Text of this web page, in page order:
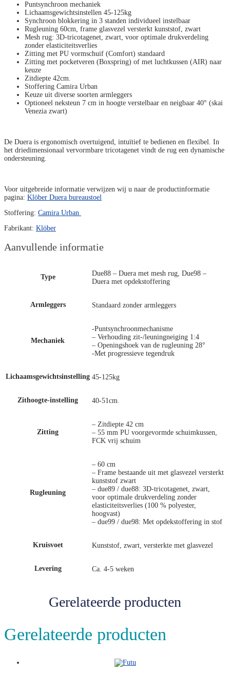
Puntsynchroon mechaniek
Lichaamsgewichtsinstellen 45-125kg
Synchroon blokkering in 3 standen individueel instelbaar
Rugleuning 60cm, frame glasvezel versterkt kunststof, zwart
Mesh rug: 3D-tricotagenet, zwart, voor optimale drukverdeling
zonder elasticiteitsverlies
Zitting met PU vormschuif (Comfort) standaard
Zitting met pocketveren (Boxspring) of met luchtkussen (AIR) naar
keuze
Zitdiepte 42cm.
Stoffering Camira Urban
Keuze uit diverse soorten armleggers
Optioneel neksteun 7 cm in hoogte verstelbaar en neigbaar 40° (skai
Venezia zwart)
De Duera is ergonomisch overtuigend, intuïtief te bedienen en flexibel. In
het driedimensionaal vervormbare tricotagenet vindt de rug een dynamische
ondersteuning.
Voor uitgebreide informatie verwijzen wij u naar de productinformatie
pagina: Klöber Duera bureaustoel
Stoffering: Camira Urban
Fabrikant: Klöber
Aanvullende informatie
Type
Due88 – Duera met mesh rug, Due98 –
Duera met opdekstoffering
Armleggers Standaard zonder armleggers
Mechaniek
-Puntsynchroonmechanisme
– Verhouding zit-/leuningneiging 1:4
– Openingshoek van de rugleuning 28°
-Met progressieve tegendruk
Lichaamsgewichtsinstelling 45-125kg
Zithoogte-instelling 40-51cm.
Zitting
– Zitdiepte 42 cm
– 55 mm PU voorgevormde schuimkussen,
FCK vrij schuim
Rugleuning
– 60 cm
– Frame bestaande uit met glasvezel versterkt
kunststof zwart
– due89 / due88: 3D-tricotagenet, zwart,
voor optimale drukverdeling zonder
elasticiteitsverlies (100 % polyester,
hoogvast)
– due99 / due98: Met opdekstoffering in stof
Kruisvoet Kunststof, zwart, versterkte met glasvezel
Levering Ca. 4-5 weken
Gerelateerde producten
Gerelateerde producten